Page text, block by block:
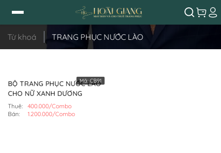
Từ khoá TRANG PHỤC NƯỚC LÀO
BỘ TRANG PHỤC NƯỚC LÀO
CHO NỮ XANH DƯƠNG
Thuê:
400.000/Combo
Bán:
1.200.000/Combo
Mã:CB91